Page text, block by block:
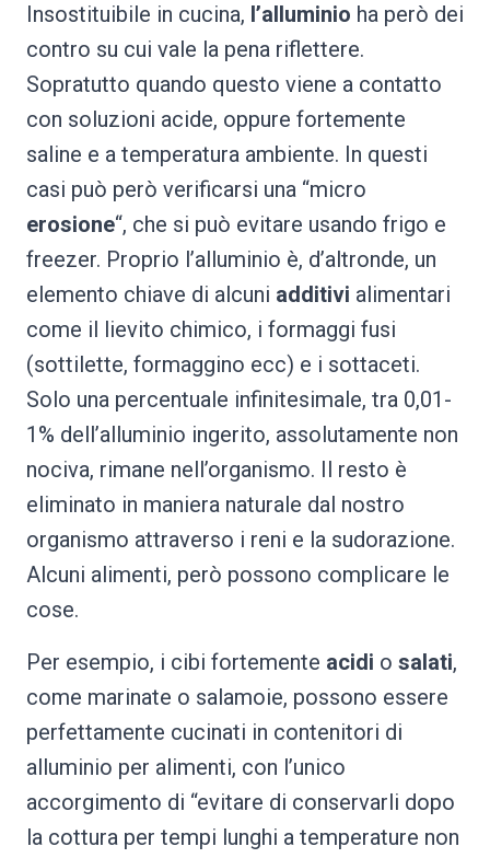
Insostituibile in cucina, l’alluminio ha però dei
contro su cui vale la pena riflettere.
Sopratutto quando questo viene a contatto
con soluzioni acide, oppure fortemente
saline e a temperatura ambiente. In questi
casi può però verificarsi una “micro
erosione“, che si può evitare usando frigo e
freezer. Proprio l’alluminio è, d’altronde, un
elemento chiave di alcuni additivi alimentari
come il lievito chimico, i formaggi fusi
(sottilette, formaggino ecc) e i sottaceti.
Solo una percentuale infinitesimale, tra 0,01-
1% dell’alluminio ingerito, assolutamente non
nociva, rimane nell’organismo. Il resto è
eliminato in maniera naturale dal nostro
organismo attraverso i reni e la sudorazione.
Alcuni alimenti, però possono complicare le
cose.
Per esempio, i cibi fortemente acidi o salati,
come marinate o salamoie, possono essere
perfettamente cucinati in contenitori di
alluminio per alimenti, con l’unico
accorgimento di “evitare di conservarli dopo
la cottura per tempi lunghi a temperature non